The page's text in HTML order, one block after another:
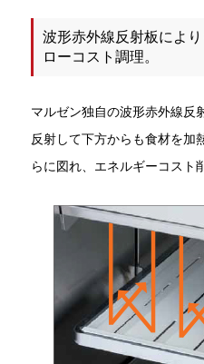
波形赤外線反射板により
ローコスト調理。
マルゼン独自の波形赤外線反
反射して下方からも食材を加
らに図れ、エネルギーコスト